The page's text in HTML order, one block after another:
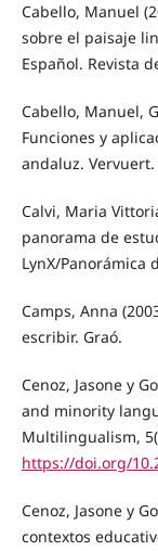
Cabello, Manuel
sobre el paisaje
Español. Revista
Cabello, Manuel,
Funciones y
andaluz. Vervuert.
Calvi, Maria
panorama de
LynX/Panorámica
Camps, Anna
escribir. Graó.
Cenoz, Jasone y
and minority
Multilingualism,
https://doi.org/
Cenoz, Jasone y
contextos